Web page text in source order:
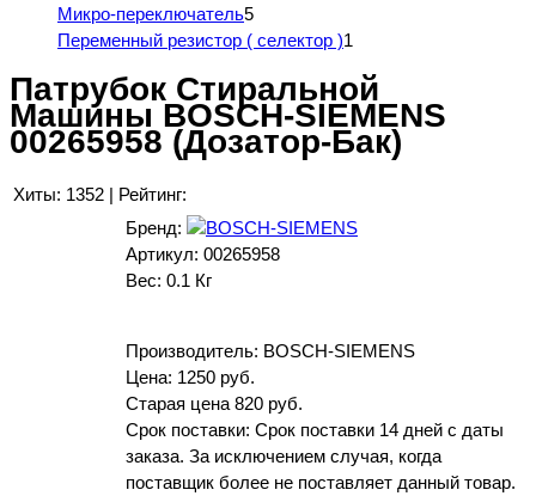
Микро-переключатель5
Переменный резистор ( селектор )1
Патрубок Стиральной
Машины BOSCH-SIEMENS
00265958 (Дозатор-Бак)
Хиты: 1352 | Рейтинг:
Бренд:
Артикул: 00265958
Вес: 0.1 Кг
Производитель: BOSCH-SIEMENS
Цена: 1250 руб.
Старая цена 820 руб.
Срок поставки: Срок поставки 14 дней с даты
заказа. За исключением случая, когда
поставщик более не поставляет данный товар.